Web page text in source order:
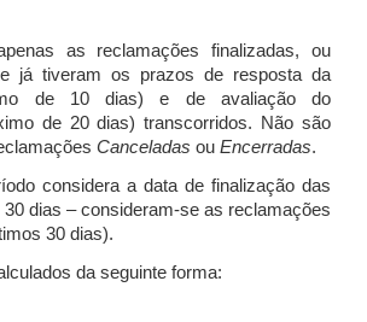
as reclamações finalizadas, ou
já tiveram os prazos de resposta da
de 10 dias) e de avaliação do
de 20 dias) transcorridos. Não são
Canceladas ou Encerradas.
considera a data de finalização das
dias – consideram-se as reclamações
30 dias).
da seguinte forma: